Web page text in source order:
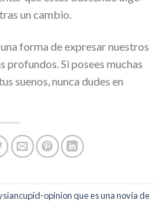
un cambio.
forma de expresar nuestros
profundos. Si posees muchas
suenos, nunca dudes en
opinion que es una novia de